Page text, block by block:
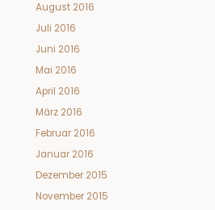
August 2016
Juli 2016
Juni 2016
Mai 2016
April 2016
März 2016
Februar 2016
Januar 2016
Dezember 2015
November 2015